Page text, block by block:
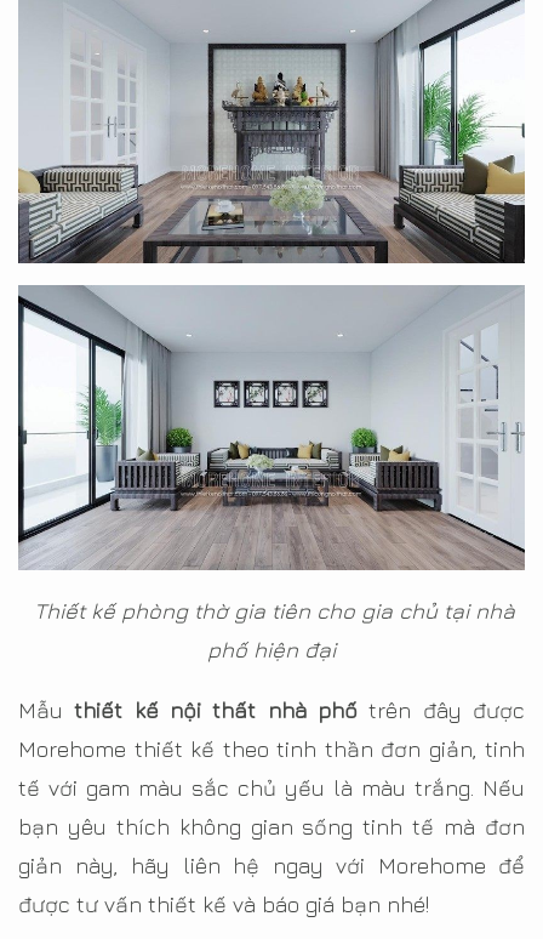
Thiết kế phòng thờ gia tiên cho gia chủ tại nhà
phố hiện đại
Mẫuthiết kế nội thất nhà phố trên đây được
Morehome thiết kế theo tinh thần đơn giản, tinh
tế với gam màu sắc chủ yếu là màu trắng. Nếu
bạn yêu thích không gian sống tinh tế mà đơn
giản này, hãy liên hệ ngay với Morehome để
được tư vấn thiết kế và báo giá bạn nhé!